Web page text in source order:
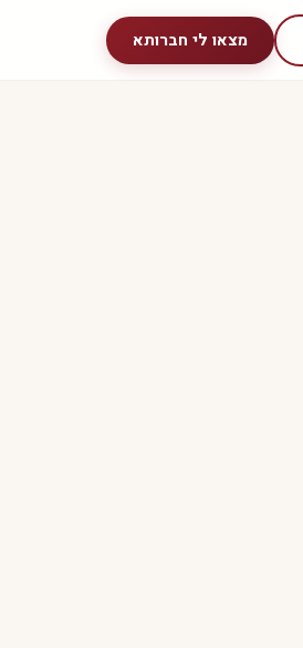
מצאו לי חברותא